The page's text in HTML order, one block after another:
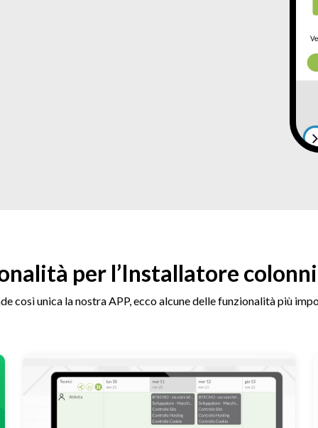
per l’Installatore
così unica la nostra APP, ecco alcune delle funzionalità più